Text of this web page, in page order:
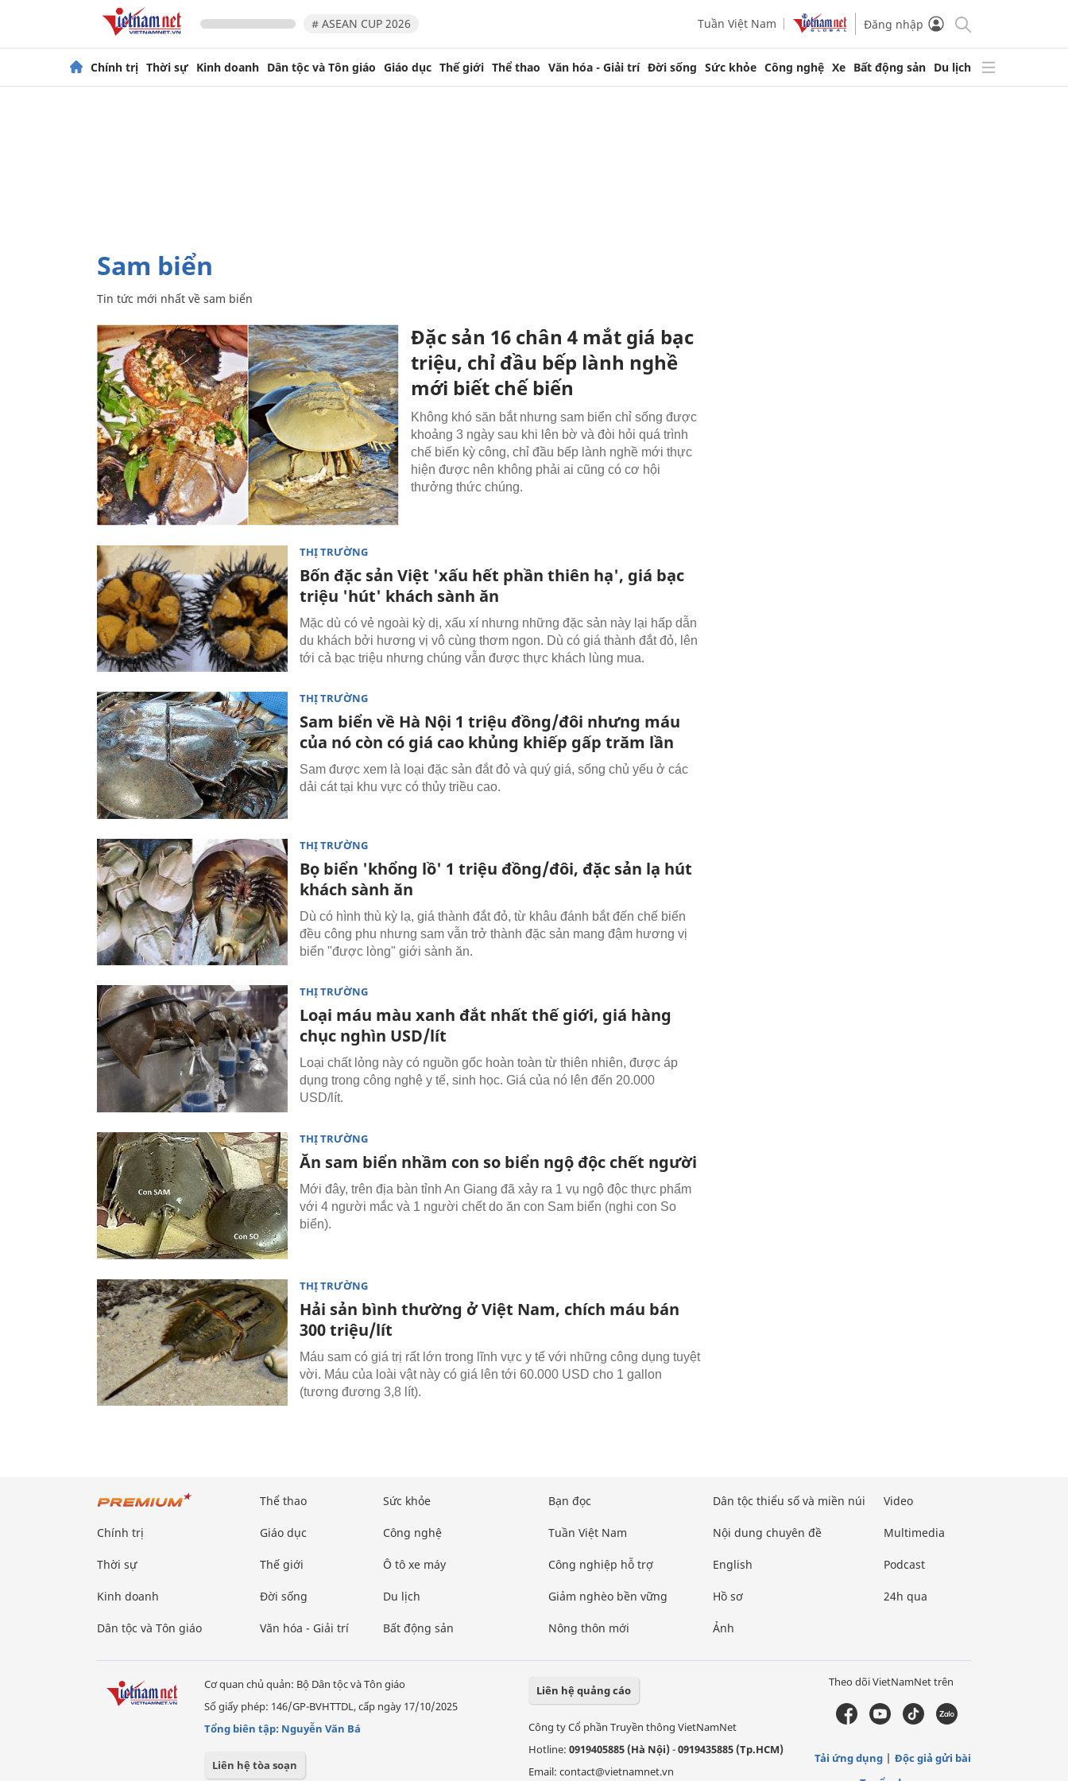
# ASEAN CUP 2026 Tuần Việt Nam Đăng nhập
Chính trị Thời sự Kinh doanh Dân tộc và Tôn giáo Giáo dục Thế giới Thể thao Văn hóa - Giải trí Đời sống Sức khỏe Công nghệ Xe Bất động sản Du lịch
sam biển
Tin tức mới nhất về sam biển
Đặc sản 16 chân 4 mắt giá bạc
triệu, chỉ đầu bếp lành nghề
mới biết chế biến
Không khó săn bắt nhưng sam biển chỉ sống được
khoảng 3 ngày sau khi lên bờ và đòi hỏi quá trình
chế biến kỳ công, chỉ đầu bếp lành nghề mới thực
hiện được nên không phải ai cũng có cơ hội
thưởng thức chúng.
THỊ TRƯỜNG
Bốn đặc sản Việt 'xấu hết phần thiên hạ', giá bạc
triệu 'hút' khách sành ăn
Mặc dù có vẻ ngoài kỳ dị, xấu xí nhưng những đặc sản này lại hấp dẫn
du khách bởi hương vị vô cùng thơm ngon. Dù có giá thành đắt đỏ, lên
tới cả bạc triệu nhưng chúng vẫn được thực khách lùng mua.
THỊ TRƯỜNG
Sam biển về Hà Nội 1 triệu đồng/đôi nhưng máu
của nó còn có giá cao khủng khiếp gấp trăm lần
Sam được xem là loại đặc sản đắt đỏ và quý giá, sống chủ yếu ở các
dải cát tại khu vực có thủy triều cao.
THỊ TRƯỜNG
Bọ biển 'khổng lồ' 1 triệu đồng/đôi, đặc sản lạ hút
khách sành ăn
Dù có hình thù kỳ lạ, giá thành đắt đỏ, từ khâu đánh bắt đến chế biến
đều công phu nhưng sam vẫn trở thành đặc sản mang đậm hương vị
biển "được lòng" giới sành ăn.
THỊ TRƯỜNG
Loại máu màu xanh đắt nhất thế giới, giá hàng
chục nghìn USD/lít
Loại chất lỏng này có nguồn gốc hoàn toàn từ thiên nhiên, được áp
dụng trong công nghệ y tế, sinh học. Giá của nó lên đến 20.000
USD/lít.
THỊ TRƯỜNG
Ăn sam biển nhầm con so biển ngộ độc chết người
Mới đây, trên địa bàn tỉnh An Giang đã xảy ra 1 vụ ngộ độc thực phẩm
với 4 người mắc và 1 người chết do ăn con Sam biển (nghi con So
biển).
THỊ TRƯỜNG
Hải sản bình thường ở Việt Nam, chích máu bán
300 triệu/lít
Máu sam có giá trị rất lớn trong lĩnh vực y tế với những công dụng tuyệt
vời. Máu của loài vật này có giá lên tới 60.000 USD cho 1 gallon
(tương đương 3,8 lít).
Chính trị
Thời sự
Kinh doanh
Dân tộc và Tôn giáo
Thể thao
Giáo dục
Thế giới
Đời sống
Văn hóa - Giải trí
Sức khỏe
Công nghệ
Ô tô xe máy
Du lịch
Bất động sản
Bạn đọc
Tuần Việt Nam
Công nghiệp hỗ trợ
Giảm nghèo bền vững
Nông thôn mới
Dân tộc thiểu số và miền núi
Nội dung chuyên đề
English
Hồ sơ
Ảnh
Video
Multimedia
Podcast
24h qua
Cơ quan chủ quản: Bộ Dân tộc và Tôn giáo
Số giấy phép: 146/GP-BVHTTDL, cấp ngày 17/10/2025
Tổng biên tập: Nguyễn Văn Bá
Liên hệ tòa soạn
Liên hệ quảng cáo
Công ty Cổ phần Truyền thông VietNamNet
Hotline: 0919405885 (Hà Nội)-0919435885 (Tp.HCM)
Email: contact@vietnamnet.vn
Theo dõi VietNamNet trên
Tải ứng dụng
Độc giả gửi bài